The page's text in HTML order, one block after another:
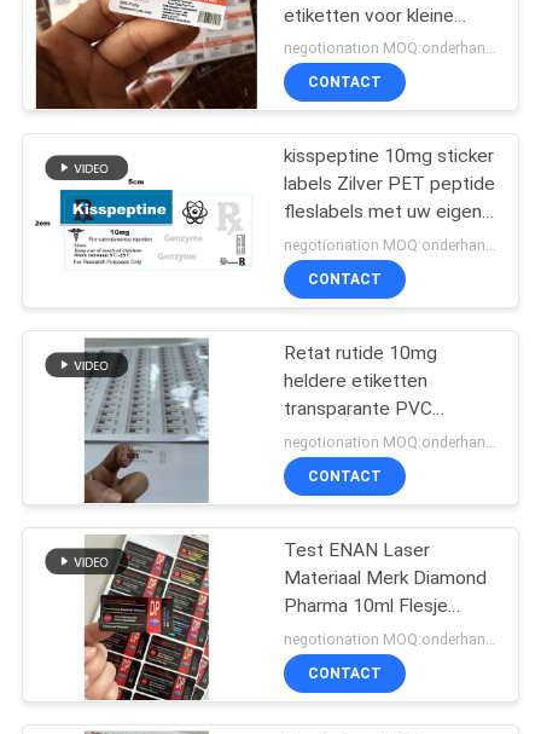
PRIVACY
POLICYde etiketten van het
douaneflesje
111
10ml flesjedozen
45
de sticker van het
veiligheidshologram
27
etiketten voor kleine
flacons
negotionation MOQ:onderhandeling
CONTACT
kisspeptine 10mg sticker
labels Zilver PET peptide
fleslabels met uw eigen
ontwerp op maat
negotionation MOQ:onderhandeling
CONTACT
Retat rutide 10mg
heldere etiketten
transparante PVC
peptide
injectieflaconetiketten
CONTACT
Test ENAN Laser
Materiaal Merk Diamond
Pharma 10ml Flesje
Etiketten
CONTACT